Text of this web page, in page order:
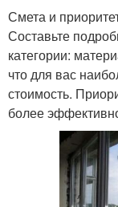
Смета и
Составьте
категории:
что для вас
стоимость.
более